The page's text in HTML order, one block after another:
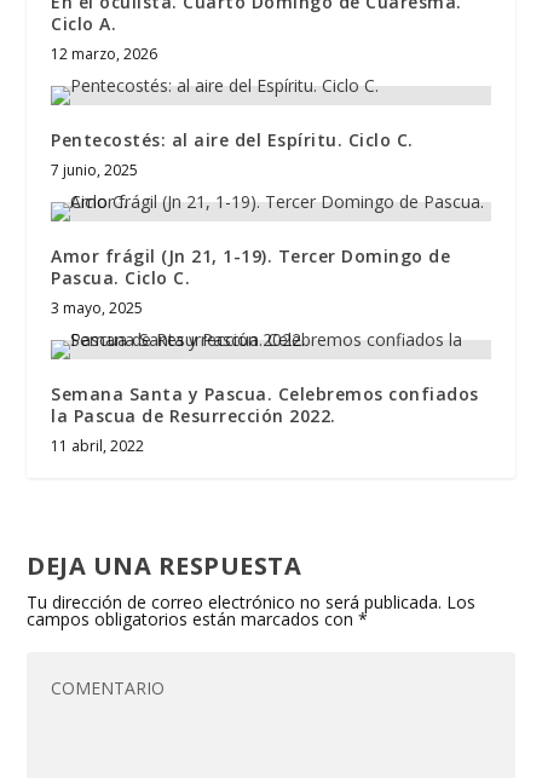
Ciclo A.
12 marzo, 2026
Pentecostés: al aire del Espíritu. Ciclo C.
7 junio, 2025
Amor frágil (Jn 21, 1-19). Tercer Domingo de
Pascua. Ciclo C.
3 mayo, 2025
Semana Santa y Pascua. Celebremos confiados
la Pascua de Resurrección 2022.
11 abril, 2022
DEJA UNA RESPUESTA
Tu dirección de correo electrónico no será publicada. Los
campos obligatorios están marcados con*